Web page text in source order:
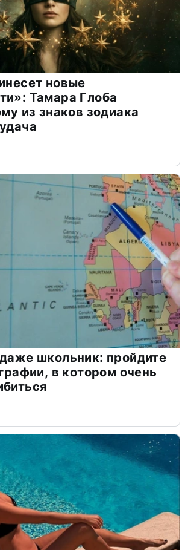
новые
Тамара Глоба
из знаков зодиака
школьник: пройдите
в котором очень